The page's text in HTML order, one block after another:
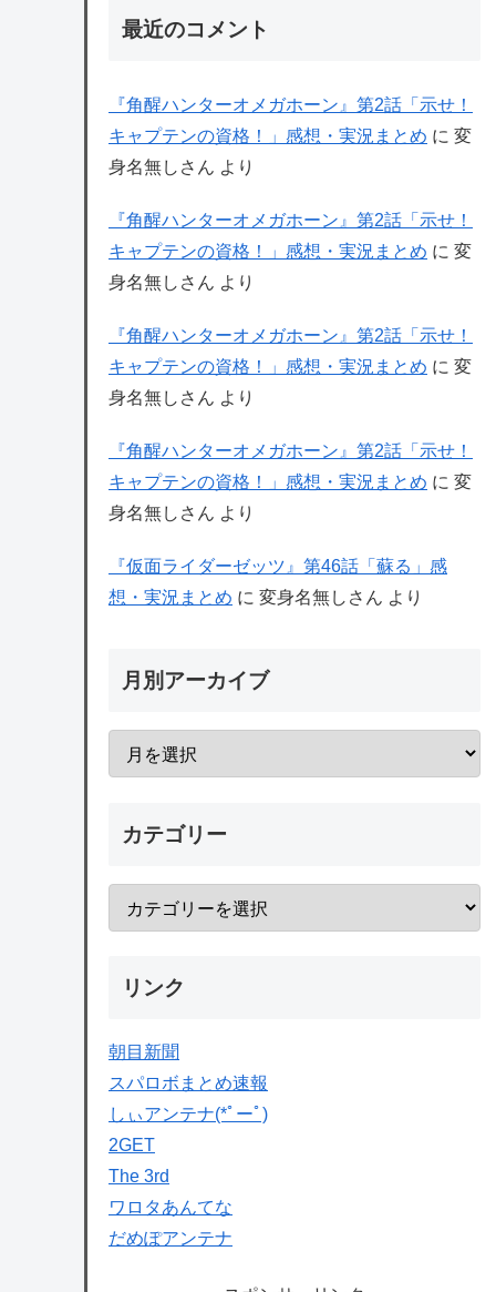
最近のコメント
『角醒ハンターオメガホーン』第2話「示せ！
キャプテンの資格！」感想・実況まとめ に 変
身名無しさん より
『角醒ハンターオメガホーン』第2話「示せ！
キャプテンの資格！」感想・実況まとめ に 変
身名無しさん より
『角醒ハンターオメガホーン』第2話「示せ！
キャプテンの資格！」感想・実況まとめ に 変
身名無しさん より
『角醒ハンターオメガホーン』第2話「示せ！
キャプテンの資格！」感想・実況まとめ に 変
身名無しさん より
『仮面ライダーゼッツ』第46話「蘇る」感
想・実況まとめ に 変身名無しさん より
月別アーカイブ
カテゴリー
リンク
朝目新聞
スパロボまとめ速報
しぃアンテナ(*ﾟーﾟ)
2GET
The 3rd
ワロタあんてな
だめぽアンテナ